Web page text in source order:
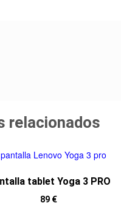
relacionados
tablet Yoga 3 PRO
89 €